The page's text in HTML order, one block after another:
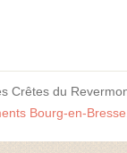
Crêtes du
Bourg-en-Bresse